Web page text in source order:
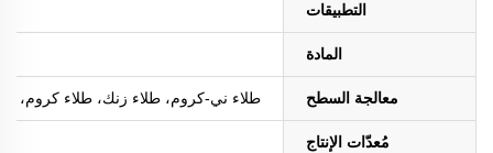
التطبيقات
المادة
معالجة السطح طلاء ني-كروم، طلاء زنك، طلاء كروم، طلاء
مُعدّات الإنتاج